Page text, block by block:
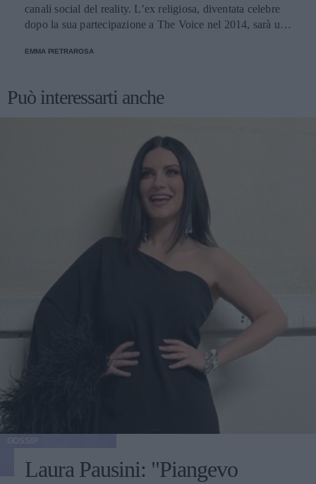
canali social del reality. L’ex religiosa, diventata celebre
dopo la sua partecipazione a The Voice nel 2014, sarà una
EMMA PIETRAROSA
Può interessarti anche
Laura Pausini: "Piangevo